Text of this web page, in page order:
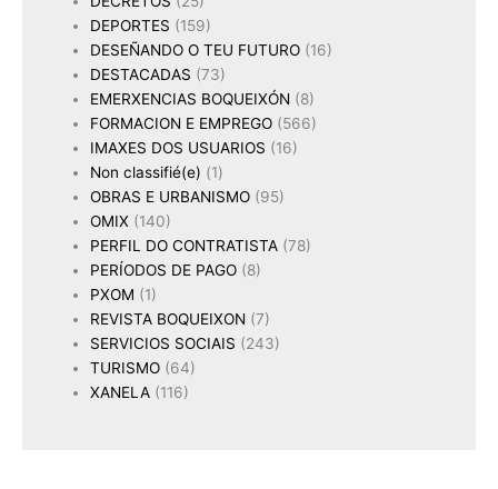
DEPORTES (159)
DESEÑANDO O TEU FUTURO (16)
DESTACADAS (73)
EMERXENCIAS BOQUEIXÓN (8)
FORMACION E EMPREGO (566)
IMAXES DOS USUARIOS (16)
Non classifié(e) (1)
OBRAS E URBANISMO (95)
OMIX (140)
PERFIL DO CONTRATISTA (78)
PERÍODOS DE PAGO (8)
PXOM (1)
REVISTA BOQUEIXON (7)
SERVICIOS SOCIAIS (243)
TURISMO (64)
XANELA (116)